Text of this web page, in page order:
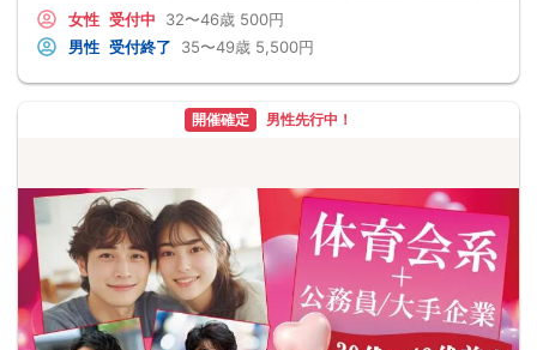
女性 受付中 32〜46歳 500円
男性 受付終了 35〜49歳 5,500円
開催確定 男性先行中！